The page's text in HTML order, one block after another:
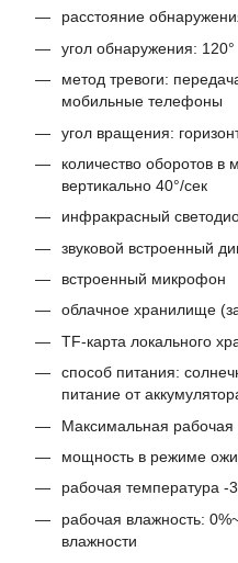
расстояние
угол обнаружения: 120°
метод тревоги:
мобильные телефоны
угол вращения:
количество оборотов в
вертикально 40°/сек
инфракрасный
звуковой встроенный
встроенный микрофон
облачное хранилище
TF-карта локального
способ питания:
питание от
Максимальная
мощность в режиме
рабочая температура -
рабочая влажность:
влажности